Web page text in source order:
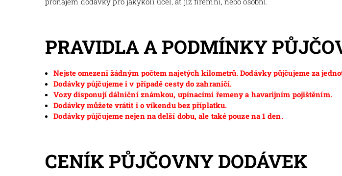
PRAVIDLA A PODMÍNKY
Nejste omezeni žádným počtem najetých kilometrů. Dodávky půjčujeme za
Dodávky půjčujeme i v případě cesty do zahraničí.
Vozy disponují dálniční známkou, upínacími řemeny a havarijním pojištěním.
Dodávky můžete vrátit i o víkendu bez příplatku.
Dodávky půjčujeme nejen na delší dobu, ale také pouze na 1 den.
CENÍK PŮJČOVNY DODÁVEK